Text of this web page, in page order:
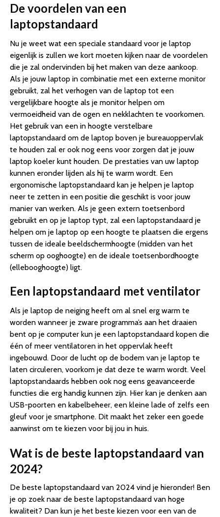
De voordelen van een
laptopstandaard
Nu je weet wat een speciale standaard voor je laptop
eigenlijk is zullen we kort moeten kijken naar de voordelen
die je zal ondervinden bij het maken van deze aankoop.
Als je jouw laptop in combinatie met een externe monitor
gebruikt, zal het verhogen van de laptop tot een
vergelijkbare hoogte als je monitor helpen om
vermoeidheid van de ogen en nekklachten te voorkomen.
Het gebruik van een in hoogte verstelbare
laptopstandaard om de laptop boven je bureauoppervlak
te houden zal er ook nog eens voor zorgen dat je jouw
laptop koeler kunt houden. De prestaties van uw laptop
kunnen eronder lijden als hij te warm wordt. Een
ergonomische laptopstandaard kan je helpen je laptop
neer te zetten in een positie die geschikt is voor jouw
manier van werken. Als je geen extern toetsenbord
gebruikt en op je laptop typt, zal een laptopstandaard je
helpen om je laptop op een hoogte te plaatsen die ergens
tussen de ideale beeldschermhoogte (midden van het
scherm op ooghoogte) en de ideale toetsenbordhoogte
(ellebooghoogte) ligt.
Een laptopstandaard met ventilator
Als je laptop de neiging heeft om al snel erg warm te
worden wanneer je zware programma’s aan het draaien
bent op je computer kun je een laptopstandaard kopen die
één of meer ventilatoren in het oppervlak heeft
ingebouwd. Door de lucht op de bodem van je laptop te
laten circuleren, voorkom je dat deze te warm wordt. Veel
laptopstandaards hebben ook nog eens geavanceerde
functies die erg handig kunnen zijn. Hier kan je denken aan
USB-poorten en kabelbeheer, een kleine lade of zelfs een
gleuf voor je smartphone. Dit maakt het zeker een goede
aanwinst om te kiezen voor bij jou in huis.
Wat is de beste laptopstandaard van
2024?
De beste laptopstandaard van 2024 vind je hieronder! Ben
je op zoek naar de beste laptopstandaard van hoge
kwaliteit? Dan kun je het beste kiezen voor een van de